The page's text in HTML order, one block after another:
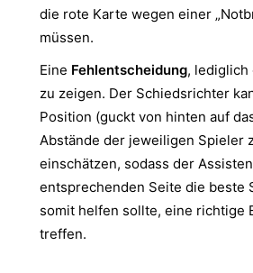
die rote Karte wegen einer
müssen.
Eine Fehlentscheidung, lediglich
zu zeigen. Der Schiedsrichter
Position (guckt von hinten auf
Abstände der jeweiligen Spieler
einschätzen, sodass der
entsprechenden Seite die beste
somit helfen sollte, eine richtige
treffen.